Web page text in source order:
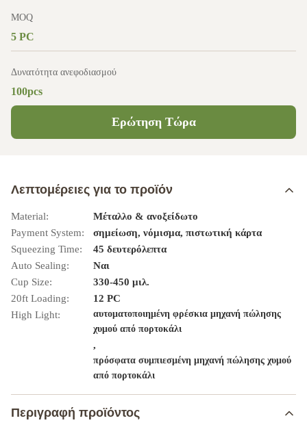
MOQ
5 PC
Δυνατότητα ανεφοδιασμού
100pcs
Ερώτηση Τώρα
Λεπτομέρειες για το προϊόν
Material:
Μέταλλο & ανοξείδωτο
Payment System:
σημείωση, νόμισμα, πιστωτική κάρτα
Squeezing Time:
45 δευτερόλεπτα
Auto Sealing:
Ναι
Cup Size:
330-450 μιλ.
20ft Loading:
12 PC
High Light:
αυτοματοποιημένη φρέσκια μηχανή πώλησης
χυμού από πορτοκάλι
,
πρόσφατα συμπιεσμένη μηχανή πώλησης χυμού
από πορτοκάλι
Περιγραφή προϊόντος